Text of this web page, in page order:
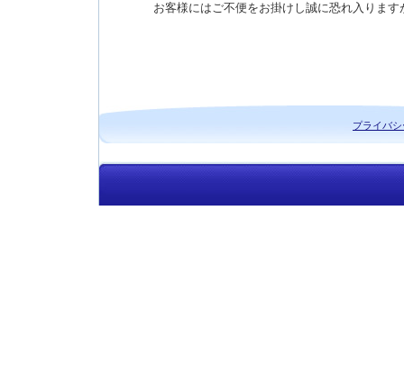
お客様にはご不便をお掛けし誠に恐れ入りま
プライバ